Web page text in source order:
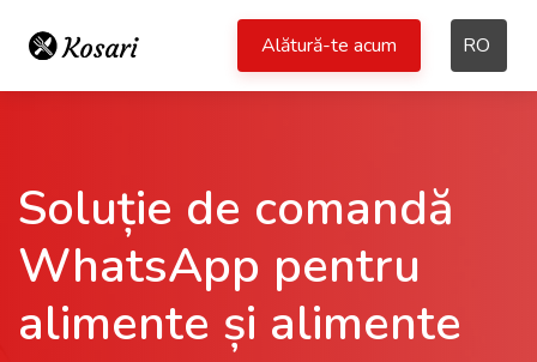
Alătură-te acum RO
Soluție de comandă
WhatsApp pentru
alimente și alimente